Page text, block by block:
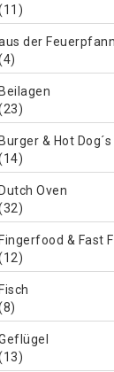
der
Beilagen
Burger & Hot Dog´s
Dutch Oven
Fingerfood & Fast
Fisch